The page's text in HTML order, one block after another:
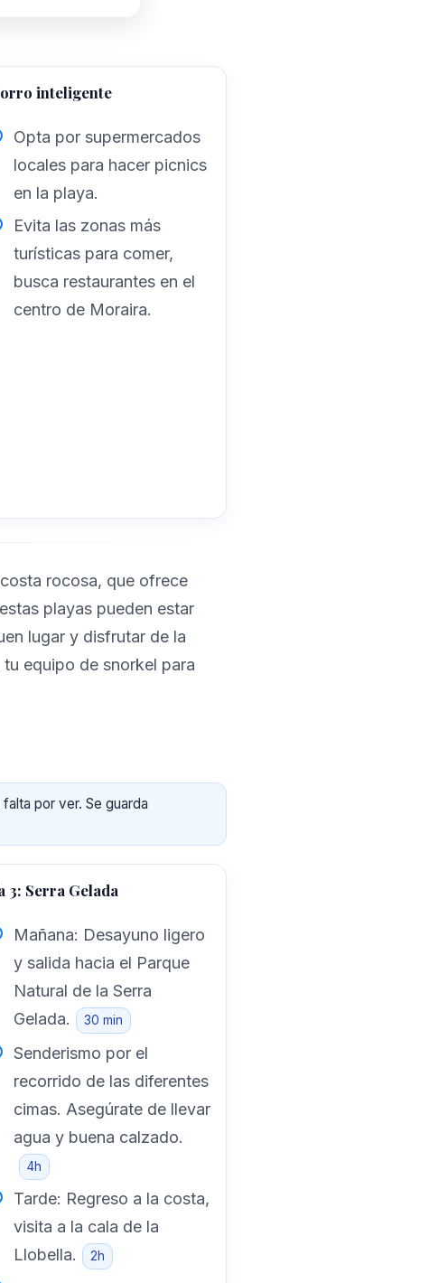
inteligente
Opta por supermercados
locales para hacer picnics
en la playa.
Evita las zonas más
turísticas para comer,
busca restaurantes en el
centro de Moraira.
rocosa, que ofrece
playas pueden estar
lugar y disfrutar de la
equipo de snorkel para
por ver. Se guarda
3: Serra Gelada
Mañana: Desayuno ligero
y salida hacia el Parque
Natural de la Serra
Gelada.
30 min
Senderismo por el
recorrido de las diferentes
cimas. Asegúrate de llevar
agua y buena calzado.
4h
Tarde: Regreso a la costa,
visita a la cala de la
Llobella.
2h